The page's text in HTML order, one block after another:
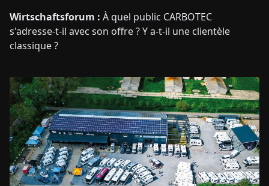
Wirtschaftsforum : À quel public CARBOTEC
s'adresse-t-il avec son offre ? Y a-t-il une clientèle
classique ?